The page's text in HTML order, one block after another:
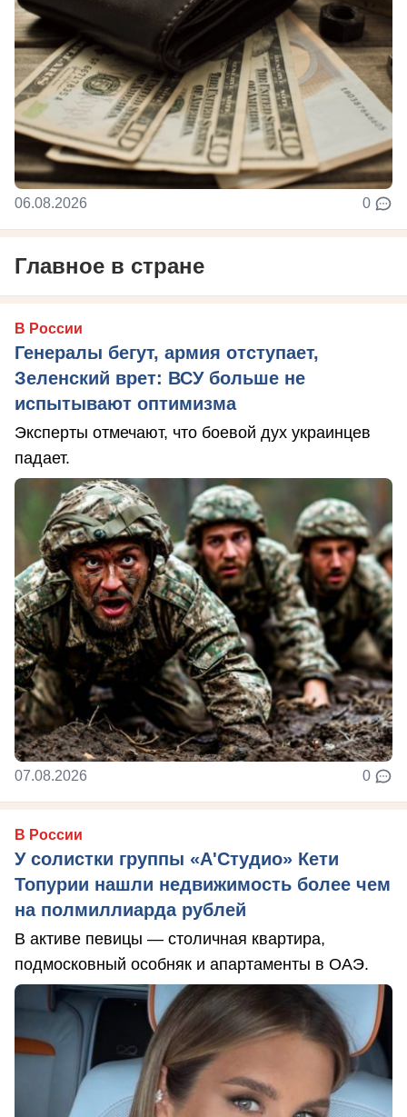
06.08.2026 0
Главное в стране
В России
Генералы бегут, армия отступает,
Зеленский врет: ВСУ больше не
испытывают оптимизма
Эксперты отмечают, что боевой дух украинцев
падает.
07.08.2026 0
В России
У солистки группы «А'Студио» Кети
Топурии нашли недвижимость более чем
на полмиллиарда рублей
В активе певицы — столичная квартира,
подмосковный особняк и апартаменты в ОАЭ.